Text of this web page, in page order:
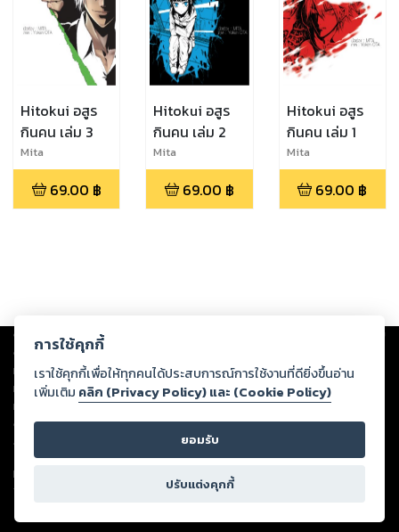
Hitokui อสูร
กินคน เล่ม 3
Mita
69.00 ฿
Hitokui อสูร
กินคน เล่ม 2
Mita
69.00 ฿
Hitokui อสูร
กินคน เล่ม 1
Mita
69.00 ฿
Copyright © 2026
ต่อผลงานหรือเนื้อหาใดที่อัปโหลดผ่านเว็บไซต์และปรากฏว่าละเมิดสิทธิใน
ทรัพย์สินทางปัญญาของบุคคลอื่นหรือขัดต่อกฎหมายและศีลธรรม ดังนั้น ผู้อ่าน
ทุกท่านโปรดใช้วิจารณญาณในการกลั่นกรองด้วยตนเอง และหากท่านพบว่าส่วน
หนึ่งส่วนใดขัดต่อกฎหมายและศีลธรรม กรุณาแจ้งมายังบริษัท เพื่อทีมงานจะได้
ดำเนินการในทันที ทั้งนี้ ทางสตอรี่ล็อกขอสงวนลิขสิทธิ์ตามพระราชบัญญัติ
ลิขสิทธิ์ พ.ศ. 2537 (ฉบับล่าสุด)
For support: member@ookbee.com
Version
การใช้คุกกี้
เราใช้คุกกี้เพื่อให้ทุกคนได้ประสบการณ์การใช้งานที่ดียิ่งขึ้นอ่าน
เพิ่มเติม คลิก (Privacy Policy) และ (Cookie Policy)
ยอมรับ
ปรับแต่งคุกกี้